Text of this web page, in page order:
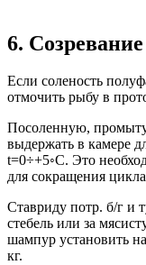
6. Созревание
Если соленость
отмочить рыбу в
Посоленную,
выдержать в камере
t=0÷+5◦С. Это
для сокращения
Ставриду потр. б/г и
стебель или за
шампур установить на
кг.